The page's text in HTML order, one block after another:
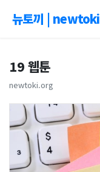
뉴토끼 | newtoki
19 웹툰
newtoki.org